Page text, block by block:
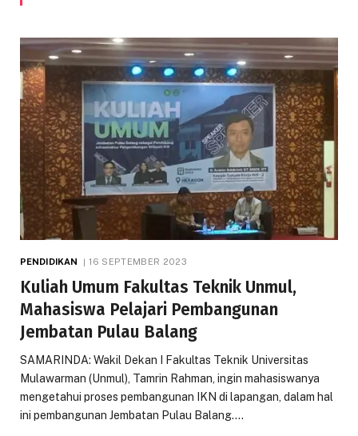
PENDIDIKAN 16 SEPTEMBER 2023
Kuliah Umum Fakultas Teknik Unmul,
Mahasiswa Pelajari Pembangunan
Jembatan Pulau Balang
SAMARINDA: Wakil Dekan I Fakultas Teknik Universitas
Mulawarman (Unmul), Tamrin Rahman, ingin mahasiswanya
mengetahui proses pembangunan IKN di lapangan, dalam hal
ini pembangunan Jembatan Pulau Balang.…